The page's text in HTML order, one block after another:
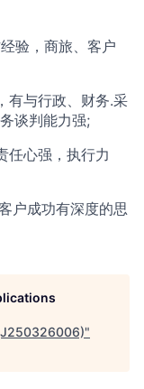
验，商旅、客户
有与行政、财务.采
谈判能力强;
任心强，执行力
户成功有深度的思
"